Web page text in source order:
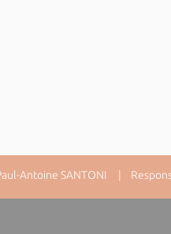
Antoine SANTONI |